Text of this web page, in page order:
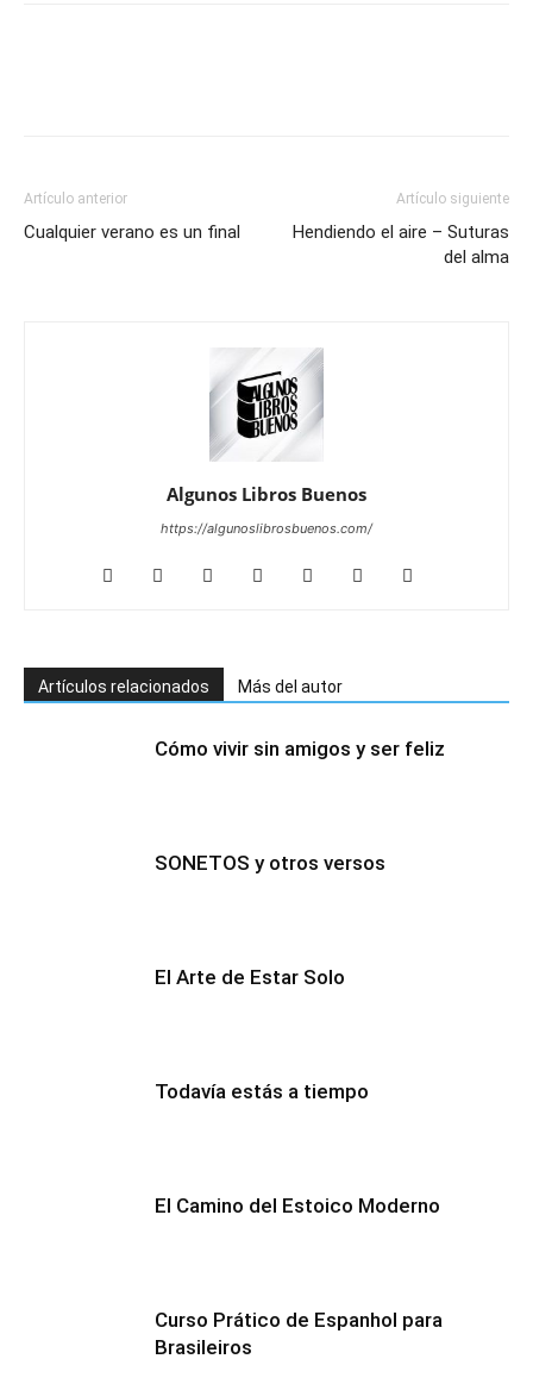
Artículo anterior
Cualquier verano es un final
Artículo siguiente
Hendiendo el aire – Suturas
del alma
Algunos Libros Buenos
https://algunoslibrosbuenos.com/
Artículos relacionados Más del autor
Cómo vivir sin amigos y ser feliz
SONETOS y otros versos
El Arte de Estar Solo
Todavía estás a tiempo
El Camino del Estoico Moderno
Curso Prático de Espanhol para
Brasileiros